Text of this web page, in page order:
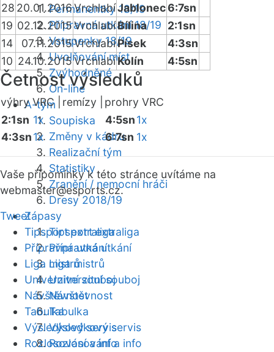
Permanentky 18/19
Přípravná utkání 18/19
Vstupenky 18/19
Uvolňování míst
Zvýhodněné
On-line
A-tým
Soupiska
Změny v kádru
Realizační tým
Statistiky
Zranění / nemocní hráči
Dresy 2018/19
Zápasy
Tipsport extraliga
Přípravná utkání
Liga mistrů
Univerzitní souboj
Návštěvnost
Tabulka
Výsledkový servis
Rozlosování a info
28 20.01.2016VrchlabíJablonec6:7sn
19 02.12.2015VrchlabíBílina
2:1sn
14
07.11.2015VrchlabíPísek
4:3sn
10 24.10.2015VrchlabíKolín 4:5sn
Četnost výsledků
výhry VRC | remízy |
prohry VRC
2:1sn 1x
4:3sn1x
4:5sn1x
6:7sn 1x
Vaše připomínky k této stránce uvítáme na
webmaster@esports.cz.
Tweet
Tipsport extraliga
Přípravná utkání
Liga mistrů
Univerzitní souboj
Návštěvnost
Tabulka
Výsledkový servis
Rozlosování a info